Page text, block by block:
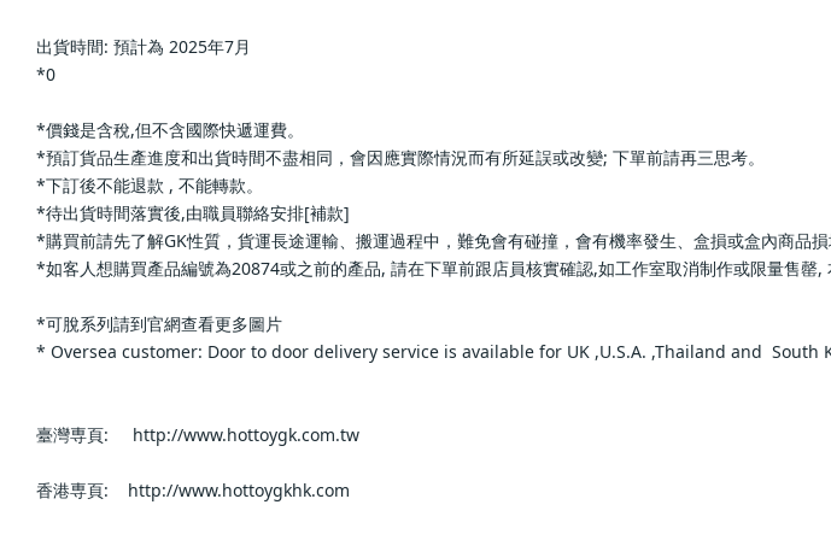
出貨時間: 預計為 2025年7月
*0
*價錢是含稅,但不含國際快遞運費。
*預訂貨品生產進度和出貨時間不盡相同，會因應實際情況而有所延誤或改變; 下單前請再三思考。
*下訂後不能退款 , 不能轉款。
*待出貨時間落實後,由職員聯絡安排[補款]
*購買前請先了解GK性質，貨運長途運輸、搬運過程中，難免會有碰撞，會有機率發生、盒損或盒
*如客人想購買產品編號為20874或之前的產品, 請在下單前跟店員核實確認,如工作室取消制作或限
*可脫系列請到官網查看更多圖片
* Oversea customer: Door to door delivery service is available for UK ,U.S.A. ,Thailand and
臺灣専頁:     http://www.hottoygk.com.tw
香港専頁:    http://www.hottoygkhk.com